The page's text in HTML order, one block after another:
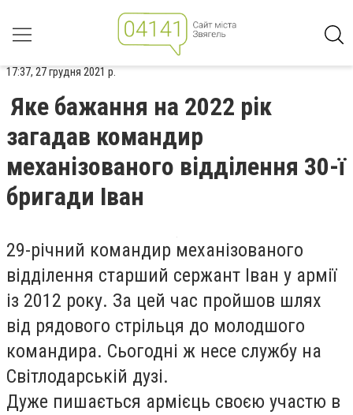
17:37, 27 грудня 2021 р.
Яке бажання на 2022 рік
загадав командир
механізованого відділення 30-ї
бригади Іван
29-річний командир механізованого
відділення старший сержант Іван у армії
із 2012 року. За цей час пройшов шлях
від рядового стрільця до молодшого
командира. Сьогодні ж несе службу на
Світлодарській дузі.
Дуже пишається армієць своєю участю в